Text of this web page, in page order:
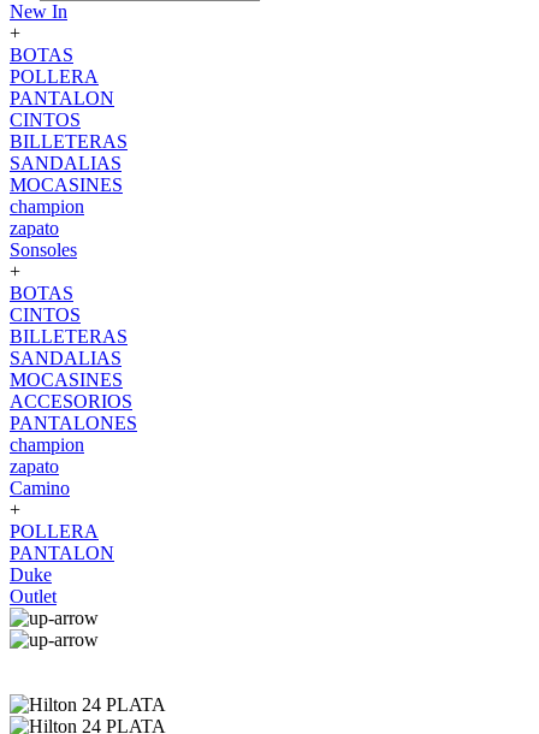
New In
+
BOTAS
POLLERA
PANTALON
CINTOS
BILLETERAS
SANDALIAS
MOCASINES
champion
zapato
Sonsoles
+
BOTAS
CINTOS
BILLETERAS
SANDALIAS
MOCASINES
ACCESORIOS
PANTALONES
champion
zapato
Camino
+
POLLERA
PANTALON
Duke
Outlet